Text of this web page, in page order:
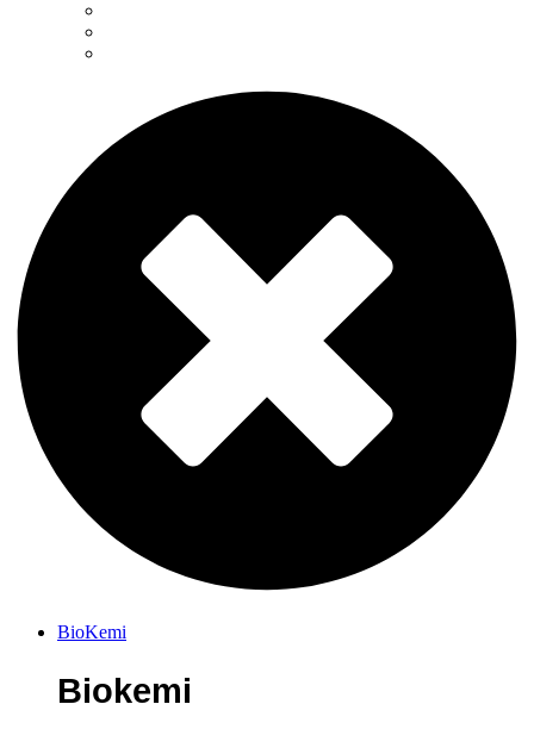
BioKemi
Biokemi